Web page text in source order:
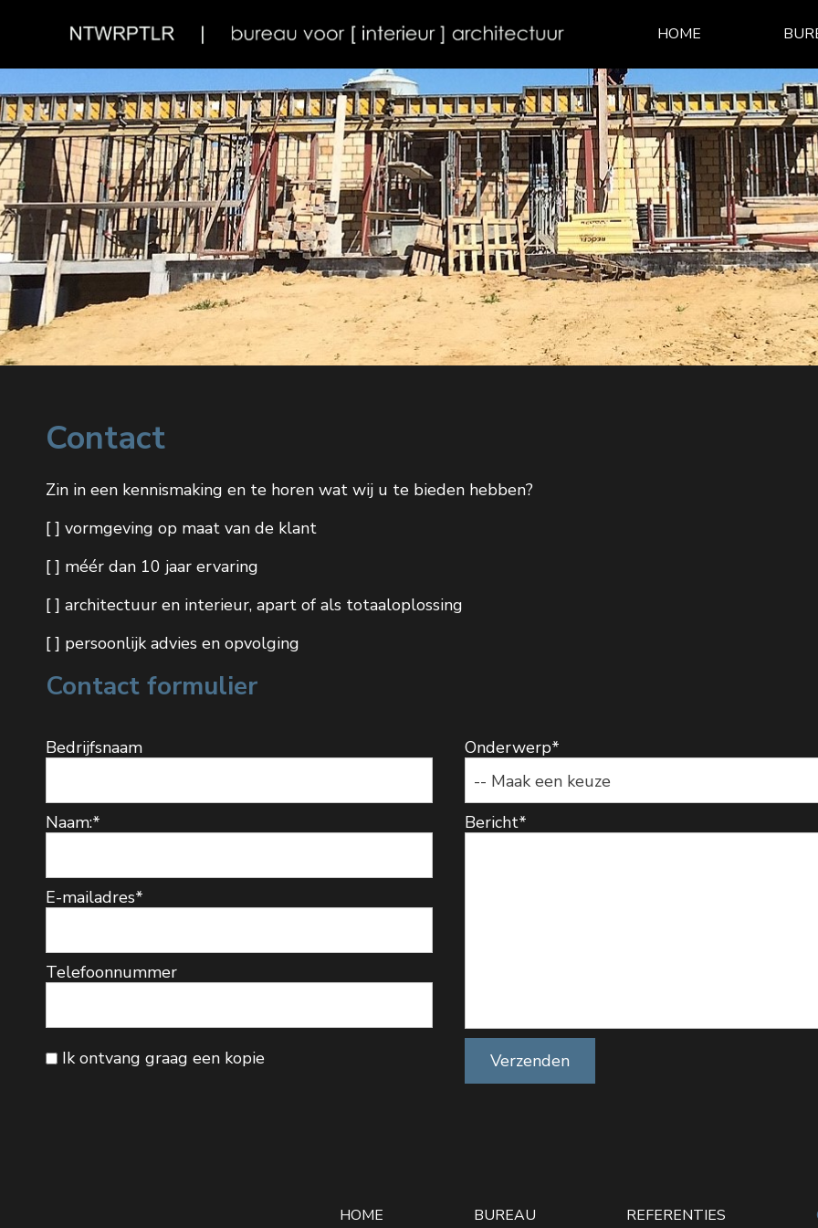
HOME
Contact
Zin in een kennismaking en te horen wat wij u te bieden hebben?
[ ] vormgeving op maat van de klant
[ ] méér dan 10 jaar ervaring
[ ] architectuur en interieur, apart of als totaaloplossing
[ ] persoonlijk advies en opvolging
Contact formulier
Bedrijfsnaam
Naam:*
E-mailadres*
Telefoonnummer
Ik ontvang graag een kopie
Onderwerp*
-- Maak een keuze
Bericht*
HOME BUREAU REFERENTIES